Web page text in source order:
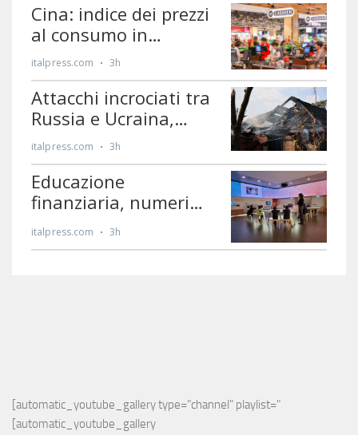
[automatic_youtube_gallery type="channel" playlist="
[automatic_youtube_gallery